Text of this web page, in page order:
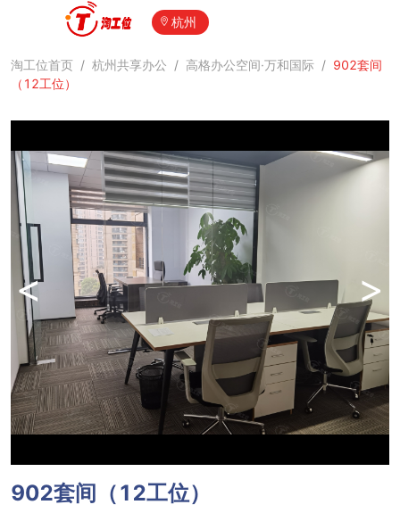
杭州
淘工位首页 / 杭州共享办公 / 高格办公空间·万和国际 / 902套间
（12工位）
< >
902套间（12工位）